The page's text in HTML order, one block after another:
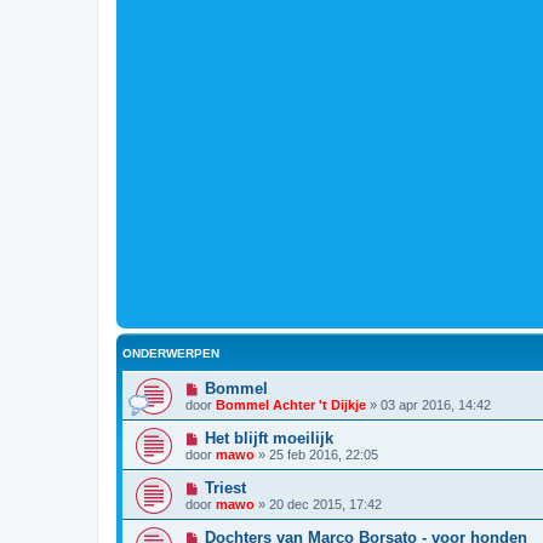
ONDERWERPEN
Bommel
door Bommel Achter 't Dijkje » 03 apr 2016, 14:42
Het blijft moeilijk
door mawo » 25 feb 2016, 22:05
Triest
door mawo » 20 dec 2015, 17:42
Dochters van Marco Borsato - voor honden